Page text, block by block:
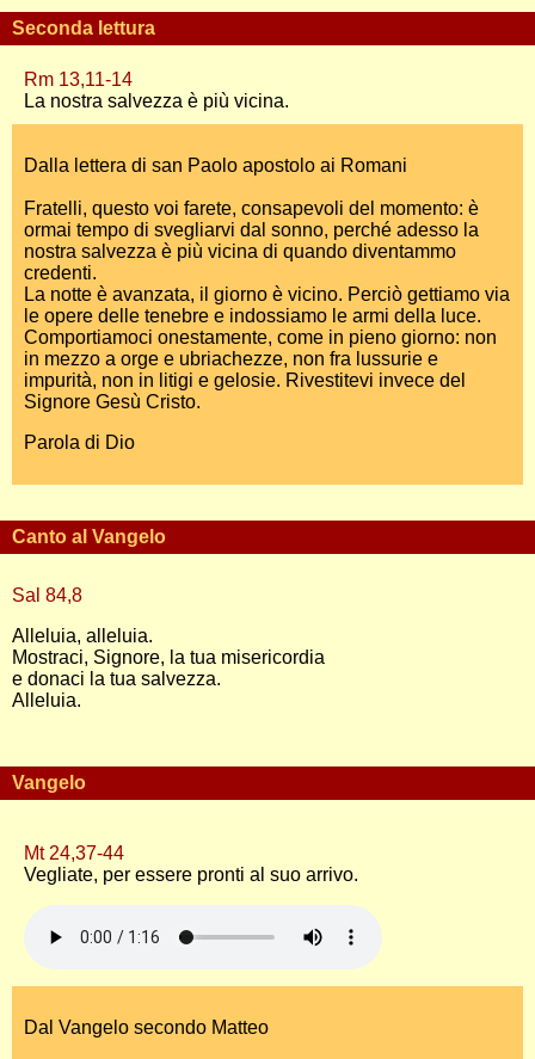
Seconda lettura
Rm 13,11-14
La nostra salvezza è più vicina.
Dalla lettera di san Paolo apostolo ai Romani
Fratelli, questo voi farete, consapevoli del momento: è
ormai tempo di svegliarvi dal sonno, perché adesso la
nostra salvezza è più vicina di quando diventammo
credenti.
La notte è avanzata, il giorno è vicino. Perciò gettiamo via
le opere delle tenebre e indossiamo le armi della luce.
Comportiamoci onestamente, come in pieno giorno: non
in mezzo a orge e ubriachezze, non fra lussurie e
impurità, non in litigi e gelosie. Rivestitevi invece del
Signore Gesù Cristo.
Parola di Dio
Canto al Vangelo
Sal 84,8
Alleluia, alleluia.
Mostraci, Signore, la tua misericordia
e donaci la tua salvezza.
Alleluia.
Vangelo
Mt 24,37-44
Vegliate, per essere pronti al suo arrivo.
Dal Vangelo secondo Matteo